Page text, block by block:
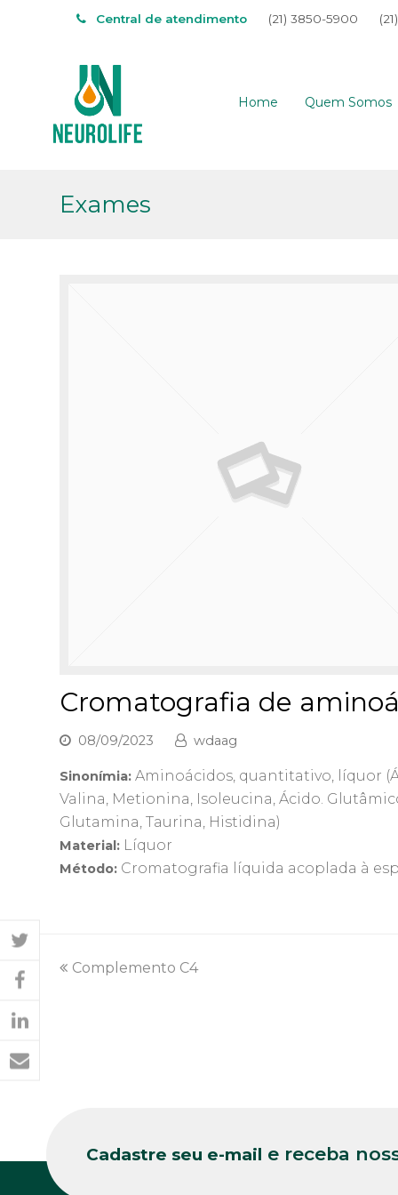
Central de atendimento (21) 3850-5900
Home Quem Somos
Exames
Cromatografia de
08/09/2023 wdaag
Sinonímia: Aminoácidos, quantitativo, líquor
Valina, Metionina, Isoleucina, Ácido.
Glutamina, Taurina, Histidina)
Material: Líquor
Método: Cromatografia líquida acoplada à
previous
Complemento C4
Cadastre seu e-mail e receba